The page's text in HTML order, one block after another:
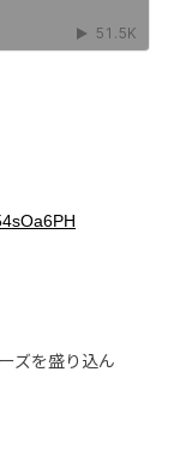
ズを盛り込ん